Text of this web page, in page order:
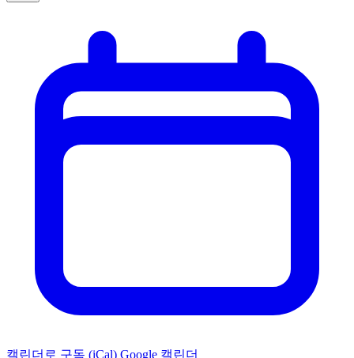
캘린더로 구독 (iCal) Google 캘린더